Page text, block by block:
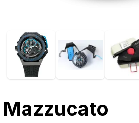
Mazzucato